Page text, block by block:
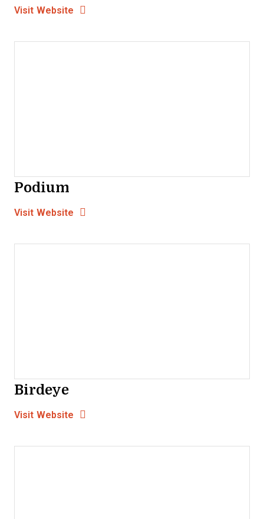
Visit Website Opens New Window
Podium
Visit Website Opens New Window
Birdeye
Visit Website Opens New Window